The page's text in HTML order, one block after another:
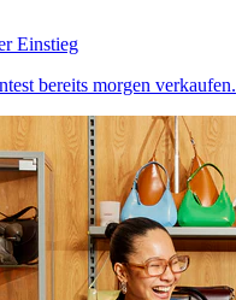
Einstieg
bereits morgen verkaufen.